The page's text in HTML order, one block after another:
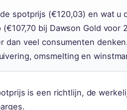
spotprijs (€120,03) en wat u
bij Dawson Gold voor
dan veel consumenten
omsmelting en
is een richtlijn, de